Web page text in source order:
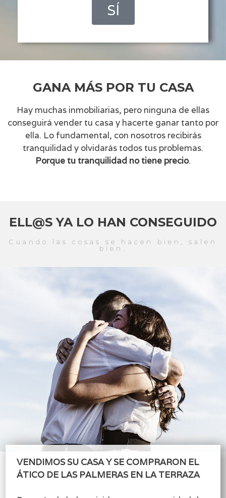
SÍ
GANA MÁS POR TU CASA
Hay muchas inmobiliarias, pero ninguna de ellas
conseguirá vender tu casa y hacerte ganar tanto por
ella. Lo fundamental, con nosotros recibirás
tranquilidad y olvidarás todos tus problemas.
Porque tu tranquilidad no tiene precio.
ELL@S YA LO HAN CONSEGUIDO
Cuando las cosas se hacen bien, salen
bien.
VENDIMOS SU CASA Y SE COMPRARON EL
ÁTICO DE LAS PALMERAS EN LA TERRAZA